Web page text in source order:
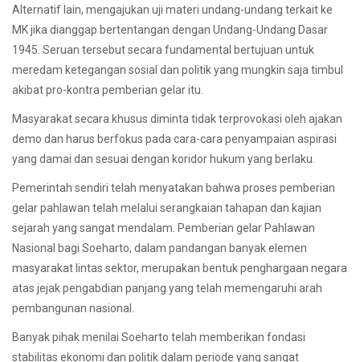
Alternatif lain, mengajukan uji materi undang-undang terkait ke
MK jika dianggap bertentangan dengan Undang-Undang Dasar
1945. Seruan tersebut secara fundamental bertujuan untuk
meredam ketegangan sosial dan politik yang mungkin saja timbul
akibat pro-kontra pemberian gelar itu.
Masyarakat secara khusus diminta tidak terprovokasi oleh ajakan
demo dan harus berfokus pada cara-cara penyampaian aspirasi
yang damai dan sesuai dengan koridor hukum yang berlaku.
Pemerintah sendiri telah menyatakan bahwa proses pemberian
gelar pahlawan telah melalui serangkaian tahapan dan kajian
sejarah yang sangat mendalam. Pemberian gelar Pahlawan
Nasional bagi Soeharto, dalam pandangan banyak elemen
masyarakat lintas sektor, merupakan bentuk penghargaan negara
atas jejak pengabdian panjang yang telah memengaruhi arah
pembangunan nasional.
Banyak pihak menilai Soeharto telah memberikan fondasi
stabilitas ekonomi dan politik dalam periode yang sangat